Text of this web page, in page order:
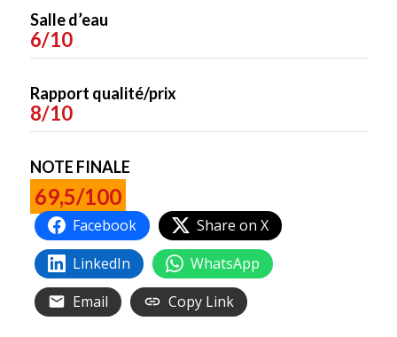
Salle d’eau
6/10
Rapport qualité/prix
8/10
NOTE FINALE
69,5/100
Facebook
Share on X
LinkedIn
WhatsApp
Email
Copy Link